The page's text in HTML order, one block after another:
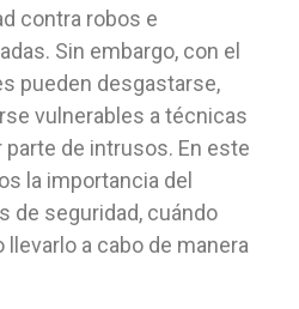
contra robos e
Sin embargo, con el
pueden desgastarse,
vulnerables a técnicas
de intrusos. En este
la importancia del
de seguridad, cuándo
a cabo de manera